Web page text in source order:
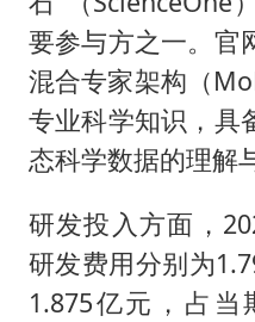
要参与方之一。官
混合专家架构（
专业科学知识，具
态科学数据的理解
研发投入方面，
研发费用分别为
1.875亿元，占